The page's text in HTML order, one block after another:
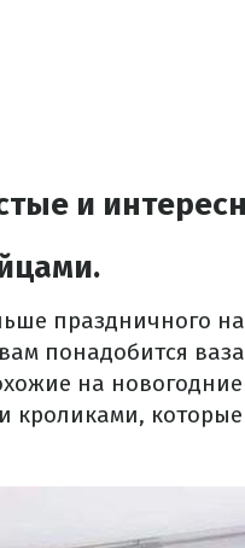
и
праздничного
понадобится
на
кроликами,